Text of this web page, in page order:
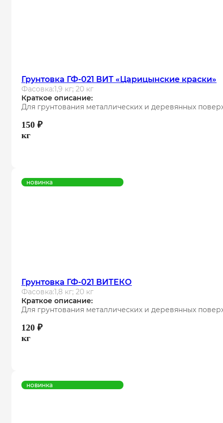
Грунтовка ГФ-021 ВИТ «Царицынские краски»
Фасовка:1,9 кг; 20 кг
Краткое описание:
Для грунтования металлических и деревянных
150 ₽
кг
новинка
Грунтовка ГФ-021 ВИТЕКО
Фасовка:1,8 кг; 20 кг
Краткое описание:
Для грунтования металлических и деревянных
120 ₽
кг
новинка